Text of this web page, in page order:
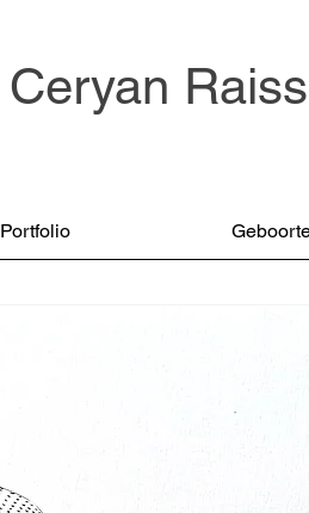
Ceryan
Portfolio